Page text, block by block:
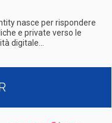
nasce per rispondere
e private verso le
digitale...